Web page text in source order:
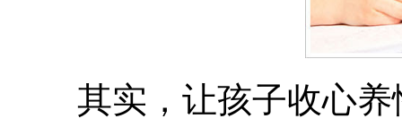
其实，让孩子收心养